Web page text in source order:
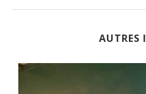
AUTRES